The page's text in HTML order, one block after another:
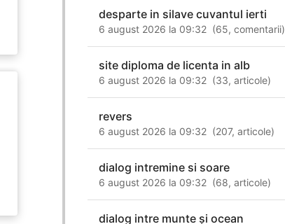
desparte in silave cuvantul ierti
6 august 2026 la 09:32 (65,comentarii)
site diploma de licenta in alb
6 august 2026 la 09:32 (33,articole)
revers
6 august 2026 la 09:32 (207,articole)
dialog intremine si soare
6 august 2026 la 09:32 (68,articole)
dialog intre munte şi ocean